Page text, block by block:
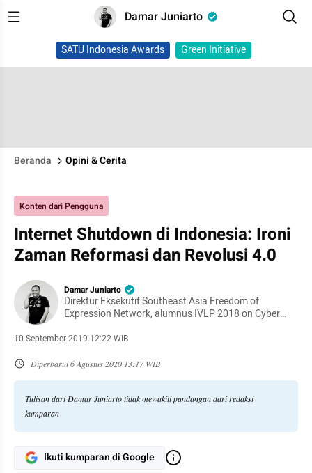
Damar Juniarto
SATU Indonesia Awards Green Initiative
Beranda Opini & Cerita
Konten dari Pengguna
Internet Shutdown di Indonesia: Ironi
Zaman Reformasi dan Revolusi 4.0
Damar Juniarto
Direktur Eksekutif Southeast Asia Freedom of
Expression Network, alumnus IVLP 2018 on Cyber
10 September 2019 12:22 WIB
Diperbarui6 Agustus 2020 13:17 WIB
Tulisan dari Damar Juniarto tidak mewakili pandangan dari redaksi
kumparan
Ikuti kumparan di Google